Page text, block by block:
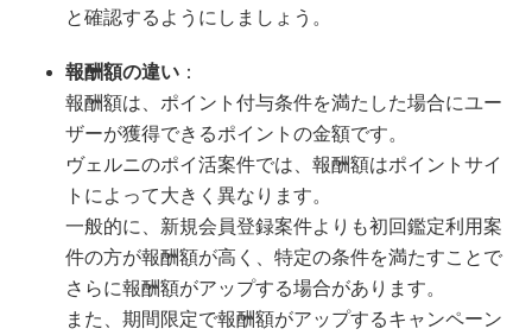
と確認するようにしましょう。
報酬額の違い ：
報酬額は、ポイント付与条件を満たした場合にユー
ザーが獲得できるポイントの金額です。
ヴェルニのポイ活案件では、報酬額はポイントサイ
トによって大きく異なります。
一般的に、新規会員登録案件よりも初回鑑定利用案
件の方が報酬額が高く、特定の条件を満たすことで
さらに報酬額がアップする場合があります。
また、期間限定で報酬額がアップするキャンペーン